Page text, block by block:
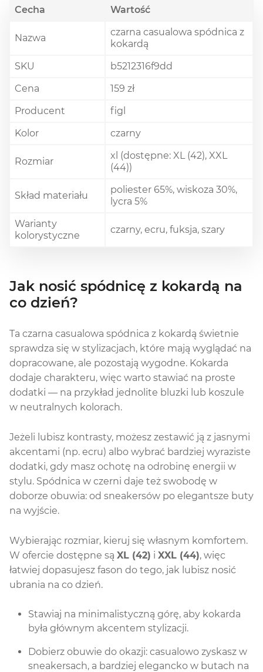
Cecha Wartość
Nazwa
czarna casualowa spódnica z
kokardą
SKU
b5212316f9dd
Cena
159 zł
Producent
figl
Kolor
czarny
Rozmiar
xl (dostępne: XL (42), XXL
(44))
Skład materiału
poliester 65%, wiskoza 30%,
lycra 5%
Warianty
kolorystyczne
czarny, ecru, fuksja, szary
Jak nosić spódnicę z kokardą na
co dzień?
Ta czarna casualowa spódnica z kokardą świetnie
sprawdza się w stylizacjach, które mają wyglądać na
dopracowane, ale pozostają wygodne. Kokarda
dodaje charakteru, więc warto stawiać na proste
dodatki — na przykład jednolite bluzki lub koszule
w neutralnych kolorach.
Jeżeli lubisz kontrasty, możesz zestawić ją z jasnymi
akcentami (np. ecru) albo wybrać bardziej wyraziste
dodatki, gdy masz ochotę na odrobinę energii w
stylu. Spódnica w czerni daje też swobodę w
doborze obuwia: od sneakersów po elegantsze buty
na wyjście.
Wybierając rozmiar, kieruj się własnym komfortem.
W ofercie dostępne są XL (42) i XXL (44), więc
łatwiej dopasujesz fason do tego, jak lubisz nosić
ubrania na co dzień.
Stawiaj na minimalistyczną górę, aby kokarda
była głównym akcentem stylizacji.
Dobierz obuwie do okazji: casualowo zyskasz w
sneakersach, a bardziej elegancko w butach na